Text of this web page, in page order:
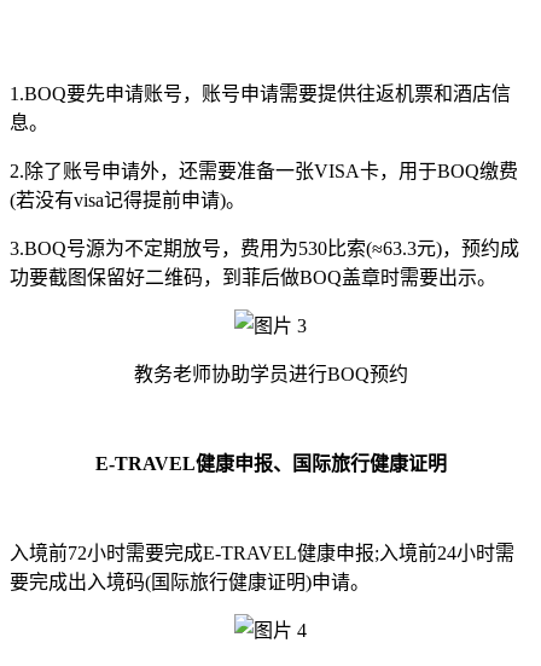
1.BOQ要先申请账号，账号申请需要提供往返机票和酒店信
息。
2.除了账号申请外，还需要准备一张VISA卡，用于BOQ缴费
(若没有visa记得提前申请)。
3.BOQ号源为不定期放号，费用为530比索(≈63.3元)，预约成
功要截图保留好二维码，到菲后做BOQ盖章时需要出示。
教务老师协助学员进行BOQ预约
E-TRAVEL健康申报、国际旅行健康证明
入境前72小时需要完成E-TRAVEL健康申报;入境前24小时需
要完成出入境码(国际旅行健康证明)申请。